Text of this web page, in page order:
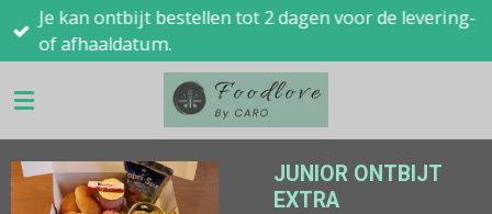
Ga
direct
de
Je kan ontbijt bestellen tot 2 dagen voor de levering-
of afhaaldatum.
JUNIOR ONTBIJT
EXTRA